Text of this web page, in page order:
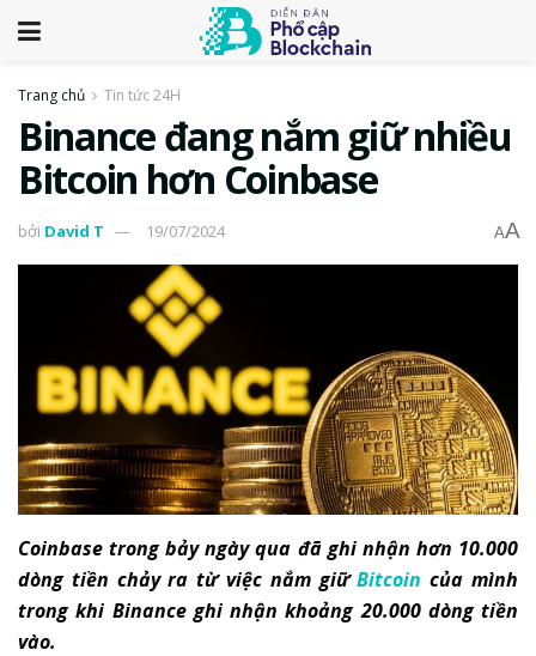
Trang chủ Tin tức 24H
Binance đang nắm giữ nhiều
Bitcoin hơn Coinbase
bởi David T 19/07/2024 AA
Coinbase trong bảy ngày qua đã ghi nhận hơn 10.000
dòng tiền chảy ra từ việc nắm giữBitcoincủa mình
trong khi Binance ghi nhận khoảng 20.000 dòng tiền
vào.